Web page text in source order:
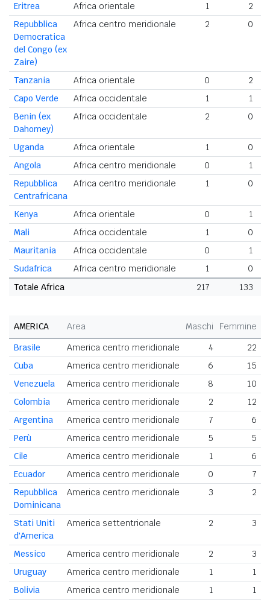
Eritrea
Africa orientale 1
2
Repubblica
Democratica
del Congo (ex
Zaire)
Africa centro meridionale 2 0
Tanzania Africa orientale 0
2
Capo Verde
Africa occidentale 1
1
Benin (ex
Dahomey)
Africa occidentale 2 0
Uganda Africa orientale 1
0
Angola
Africa centro meridionale 0
1
Repubblica
Centrafricana
Africa centro meridionale 1 0
Kenya Africa orientale 0
1
Mali
Africa occidentale 1
0
Mauritania
Africa occidentale 0
1
Sudafrica
Africa centro meridionale 1
0
Totale Africa
217 133
AMERICA Area Maschi Femmine
Brasile
America centro meridionale 4
22
Cuba
America centro meridionale 6
15
Venezuela
America centro meridionale 8
10
Colombia
America centro meridionale 2
12
Argentina
America centro meridionale 7
6
Perù
America centro meridionale 5
5
Cile
America centro meridionale 1
6
Ecuador
America centro meridionale 0
7
Repubblica
Dominicana
America centro meridionale 3 2
Stati Uniti
d'America
America settentrionale 2 3
Messico America centro meridionale 2
3
Uruguay
America centro meridionale 1
1
Bolivia
America centro meridionale 1 1